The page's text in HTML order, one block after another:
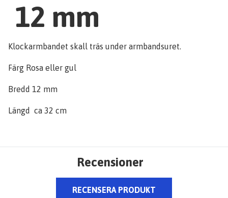
12 mm
Klockarmbandet skall träs under armbandsuret.
Färg Rosa eller gul
Bredd 12 mm
Längd ca 32 cm
Recensioner
RECENSERA PRODUKT